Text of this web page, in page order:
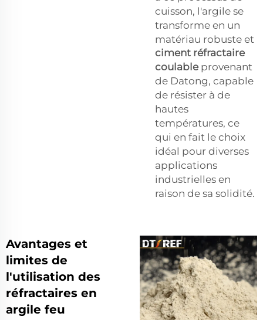
cuisson, l'argile se
transforme en un
matériau robuste et
ciment réfractaire
coulable provenant
de Datong, capable
de résister à de
hautes
températures, ce
qui en fait le choix
idéal pour diverses
applications
industrielles en
raison de sa solidité.
Avantages et
limites de
l'utilisation des
réfractaires en
argile feu